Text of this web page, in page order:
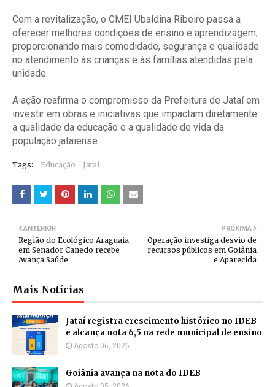
Com a revitalização, o CMEI Ubaldina Ribeiro passa a
oferecer melhores condições de ensino e aprendizagem,
proporcionando mais comodidade, segurança e qualidade
no atendimento às crianças e às famílias atendidas pela
unidade.
A ação reafirma o compromisso da Prefeitura de Jataí em
investir em obras e iniciativas que impactam diretamente
a qualidade da educação e a qualidade de vida da
população jataiense.
Tags: Educação Jataí
PRÓXIMA
Operação investiga desvio de
recursos públicos em Goiânia
e Aparecida
ANTERIOR
Região do Ecológico Araguaia
em Senador Canedo recebe
Avança Saúde
Mais Notícias
Jataí registra crescimento histórico no IDEB
e alcança nota 6,5 na rede municipal de ensino
Agosto 06, 2026
Goiânia avança na nota do IDEB